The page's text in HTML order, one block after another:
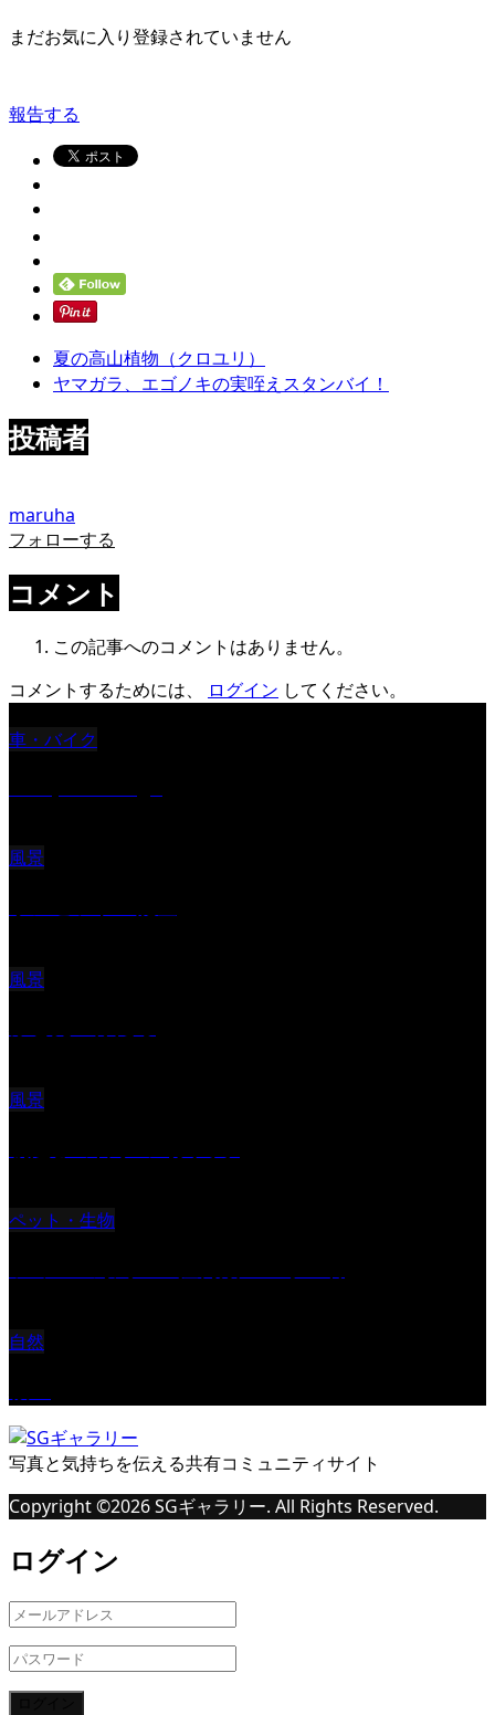
まだお気に入り登録されていません
報告する
夏の高山植物（クロユリ）
ヤマガラ、エゴノキの実咥えスタンバイ！
投稿者
maruha
フォローする
コメント
この記事へのコメントはありません。
コメントするためには、
ログイン してください。
車・バイク
風景
風景
風景
ペット・生物
自然
写真と気持ちを伝える共有コミュニティサイト
Copyright ©2026SGギャラリー. All Rights Reserved.
ログイン